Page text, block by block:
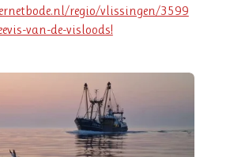
regio/vlissingen/3599
van-de-visloods!